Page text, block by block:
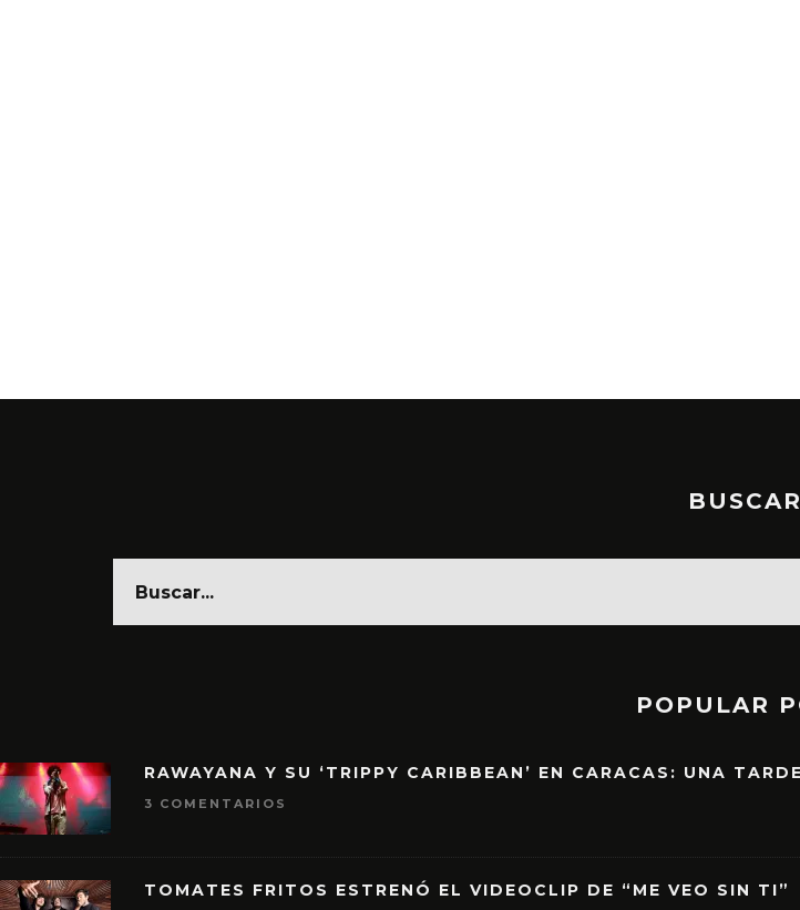
BUSCAR
POPULAR
RAWAYANA Y SU ‘TRIPPY CARIBBEAN’ EN CARACAS: UNA
3 COMENTARIOS
TOMATES FRITOS ESTRENÓ EL VIDEOCLIP DE “ME VEO SIN TI”